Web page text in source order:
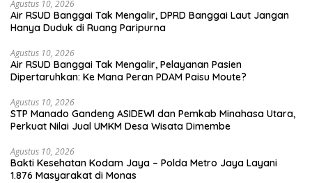
Agustus 10, 2026
Air RSUD Banggai Tak Mengalir, DPRD Banggai Laut Jangan
Hanya Duduk di Ruang Paripurna
Agustus 10, 2026
Air RSUD Banggai Tak Mengalir, Pelayanan Pasien
Dipertaruhkan: Ke Mana Peran PDAM Paisu Moute?
Agustus 10, 2026
‎STP Manado Gandeng ASIDEWI dan Pemkab Minahasa Utara,
Perkuat Nilai Jual UMKM Desa Wisata Dimembe
Agustus 10, 2026
Bakti Kesehatan Kodam Jaya – Polda Metro Jaya Layani
1.876 Masyarakat di Monas